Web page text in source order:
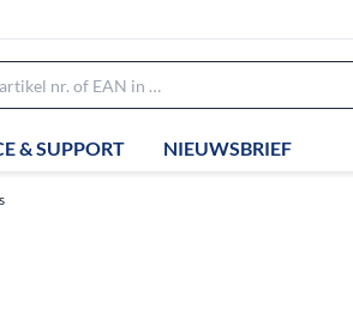
& SUPPORT NIEUWSBRIEF